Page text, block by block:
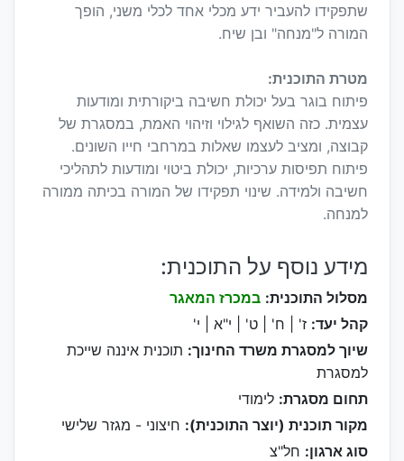
שתפקידו להעביר ידע מכלי אחד לכלי משני, הופך
המורה ל"מנחה" ובן שיח.
מטרת התוכנית:
פיתוח בוגר בעל יכולת חשיבה ביקורתית ומודעות
עצמית. כזה השואף לגילוי וזיהוי האמת, במסגרת של
קבוצה, ומציב לעצמו שאלות במרחבי חייו השונים.
פיתוח תפיסות ערכיות, יכולת ביטוי ומודעות לתהליכי
חשיבה ולמידה. שינוי תפקידו של המורה בכיתה ממורה
למנחה.
מידע נוסף על התוכנית:
מסלול התוכנית: במכרז המאגר
קהל יעד: ז' | ח' | ט' | י"א | י'
שיוך למסגרת משרד החינוך: תוכנית איננה שייכת
למסגרת
תחום מסגרת: לימודי
מקור תוכנית (יוצר התוכנית): חיצוני - מגזר שלישי
סוג ארגון: חל"צ